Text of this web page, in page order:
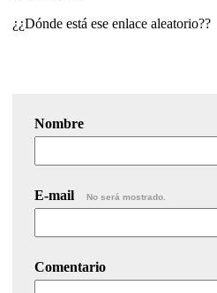
¿¿Dónde está ese enlace aleatorio??
Nombre
E-mail No será mostrado.
Comentario